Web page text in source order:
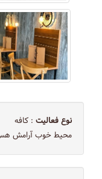
نوع فعالیت : کافه
محیط خوب آرامش هس